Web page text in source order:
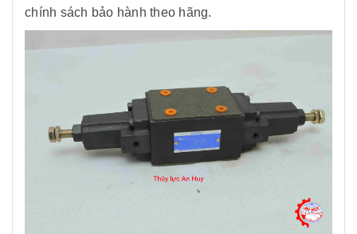
chính sách bảo hành theo hãng.